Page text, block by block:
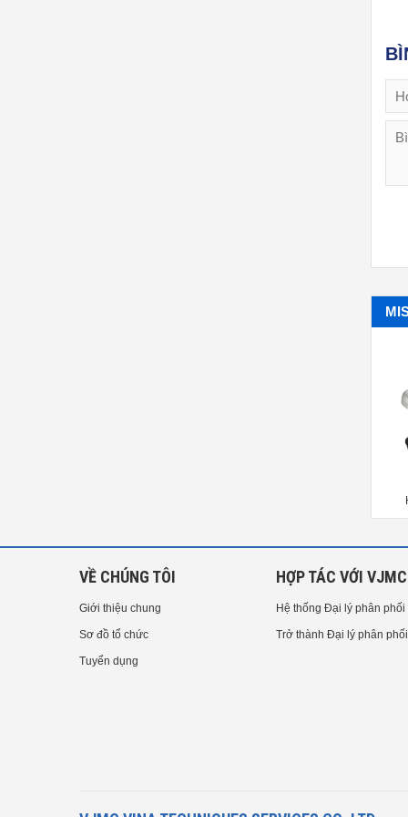
VỀ CHÚNG TÔI
Giới thiệu chung
Sơ đồ tổ chức
Tuyển dụng
HỢP TÁC VỚI VJMC
Hệ thống Đại lý phân phối
Trở thành Đại lý phân phối